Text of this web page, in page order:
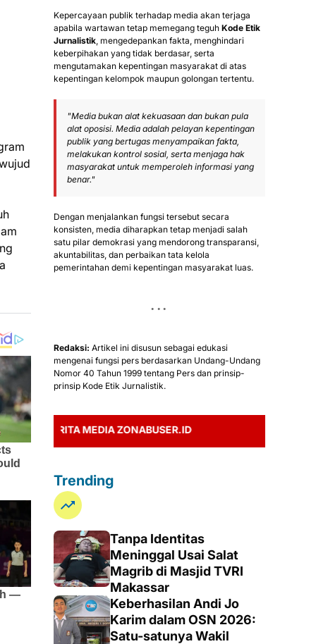
Kepercayaan publik terhadap media akan terjaga
apabila wartawan tetap memegang teguh Kode Etik
Jurnalistik, mengedepankan fakta, menghindari
keberpihakan yang tidak berdasar, serta
mengutamakan kepentingan masyarakat di atas
kepentingan kelompok maupun golongan tertentu.
"Media bukan alat kekuasaan dan bukan pula
alat oposisi. Media adalah pelayan kepentingan
publik yang bertugas menyampaikan fakta,
melakukan kontrol sosial, serta menjaga hak
masyarakat untuk memperoleh informasi yang
benar."
Dengan menjalankan fungsi tersebut secara
konsisten, media diharapkan tetap menjadi salah
satu pilar demokrasi yang mendorong transparansi,
akuntabilitas, dan perbaikan tata kelola
pemerintahan demi kepentingan masyarakat luas.
Redaksi: Artikel ini disusun sebagai edukasi
mengenai fungsi pers berdasarkan Undang-Undang
Nomor 40 Tahun 1999 tentang Pers dan prinsip-
prinsip Kode Etik Jurnalistik.
MEDIA ZONABUSER.ID
Trending
Tanpa Identitas
Meninggal Usai Salat
Magrib di Masjid TVRI
Makassar
Keberhasilan Andi Jo
Karim dalam OSN 2026:
Satu-satunya Wakil